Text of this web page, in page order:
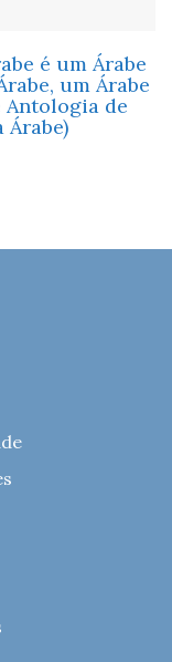
é um Árabe
um Árabe
Antologia de
Árabe)